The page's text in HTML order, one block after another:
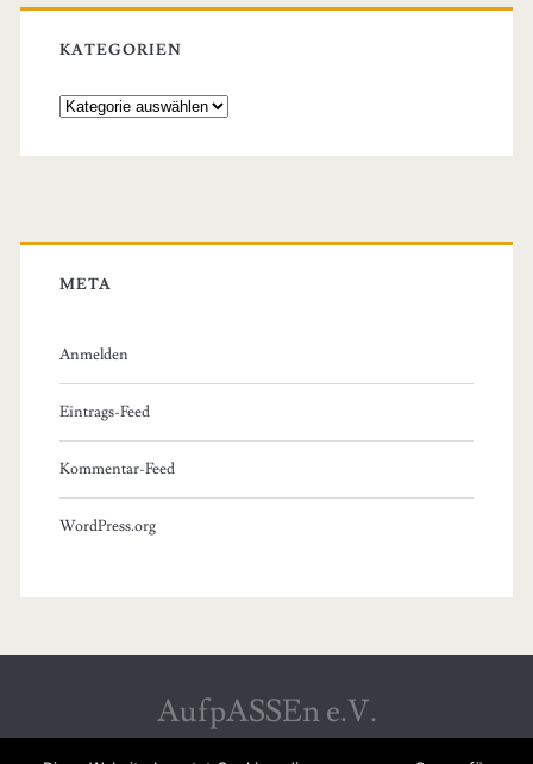
KATEGORIEN
Kategorien
META
Anmelden
Eintrags-Feed
Kommentar-Feed
WordPress.org
AufpASSEn e.V.